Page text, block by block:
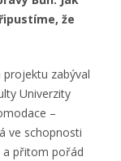
že
zabýval
Univerzity
–
ve schopnosti
a přitom pořád